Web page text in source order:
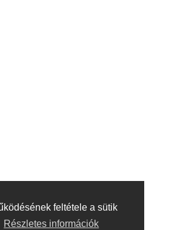
feltétele a sütik
Részletes információk